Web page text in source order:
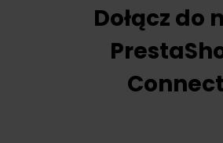
Dołącz do
Connect